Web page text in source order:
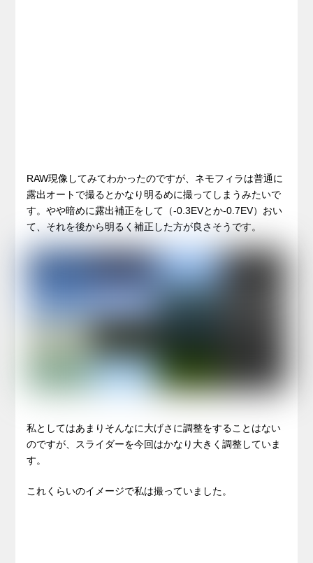
RAW現像してみてわかったのですが、ネモフィラは普通に
露出オートで撮るとかなり明るめに撮ってしまうみたいで
す。やや暗めに露出補正をして（-0.3EVとか-0.7EV）おい
て、それを後から明るく補正した方が良さそうです。
私としてはあまりそんなに大げさに調整をすることはない
のですが、スライダーを今回はかなり大きく調整していま
す。
これくらいのイメージで私は撮っていました。